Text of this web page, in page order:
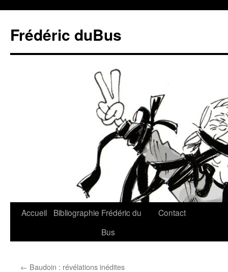
Frédéric duBus
Accueil Bibliographie Frédéric du
Bus
Contact
← Baudoin : révélations inédites